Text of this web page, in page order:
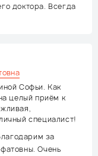
доктора. Всегда
Софьи. Как
целый приём к
специалист!
за
Очень